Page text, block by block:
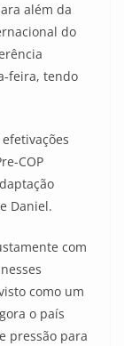
além da
do
feira, tendo
COP
Daniel.
com
como um
o país
pressão para